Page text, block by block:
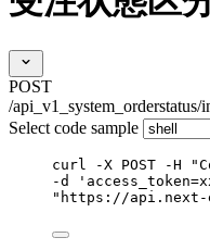
POST
/api_v1_system_orderstatus/
Select code sample
curl -X POST -H "
-d
'
" https://api.next-